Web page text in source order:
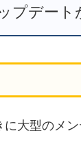
プデート
大型のメ